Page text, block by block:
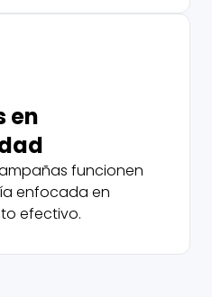
en
funcionen
enfocada en
efectivo.